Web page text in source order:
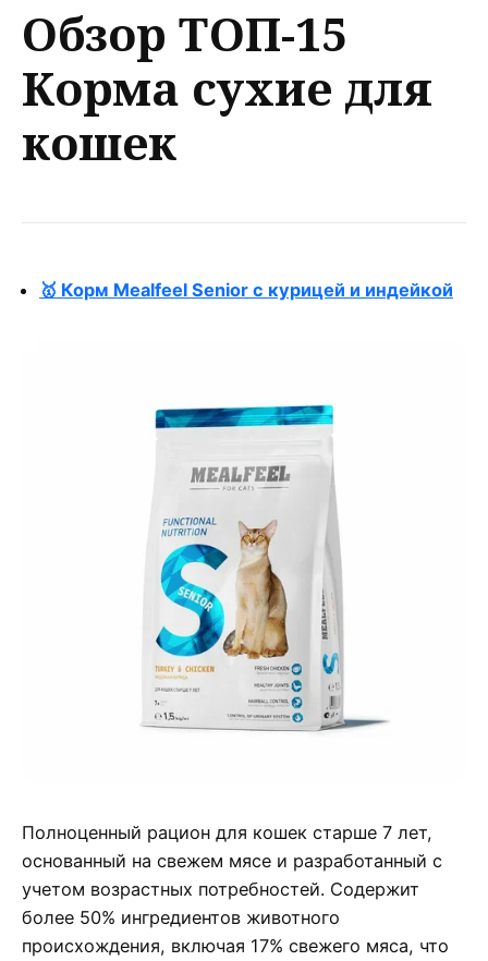
Обзор ТОП-15
Корма сухие для
кошек
🥇 Корм Mealfeel Senior с курицей и индейкой
Полноценный рацион для кошек старше 7 лет,
основанный на свежем мясе и разработанный с
учетом возрастных потребностей. Содержит
более 50% ингредиентов животного
происхождения, включая 17% свежего мяса, что